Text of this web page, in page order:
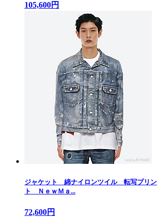
105,600円
ジャケット 綿ナイロンツイル 転写プリン
ト ＮｅｗＭａ...
72,600円